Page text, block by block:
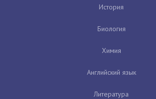
История
Биология
Химия
Английский язык
Литература